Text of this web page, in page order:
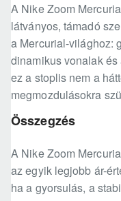
A Nike Zoom
látványos, támadó
a Mercurial-világhoz:
dinamikus vonalak
ez a stoplis nem a
megmozdulásokra
Összegzés
A Nike Zoom
az egyik legjobb ár-
ha a gyorsulás, a